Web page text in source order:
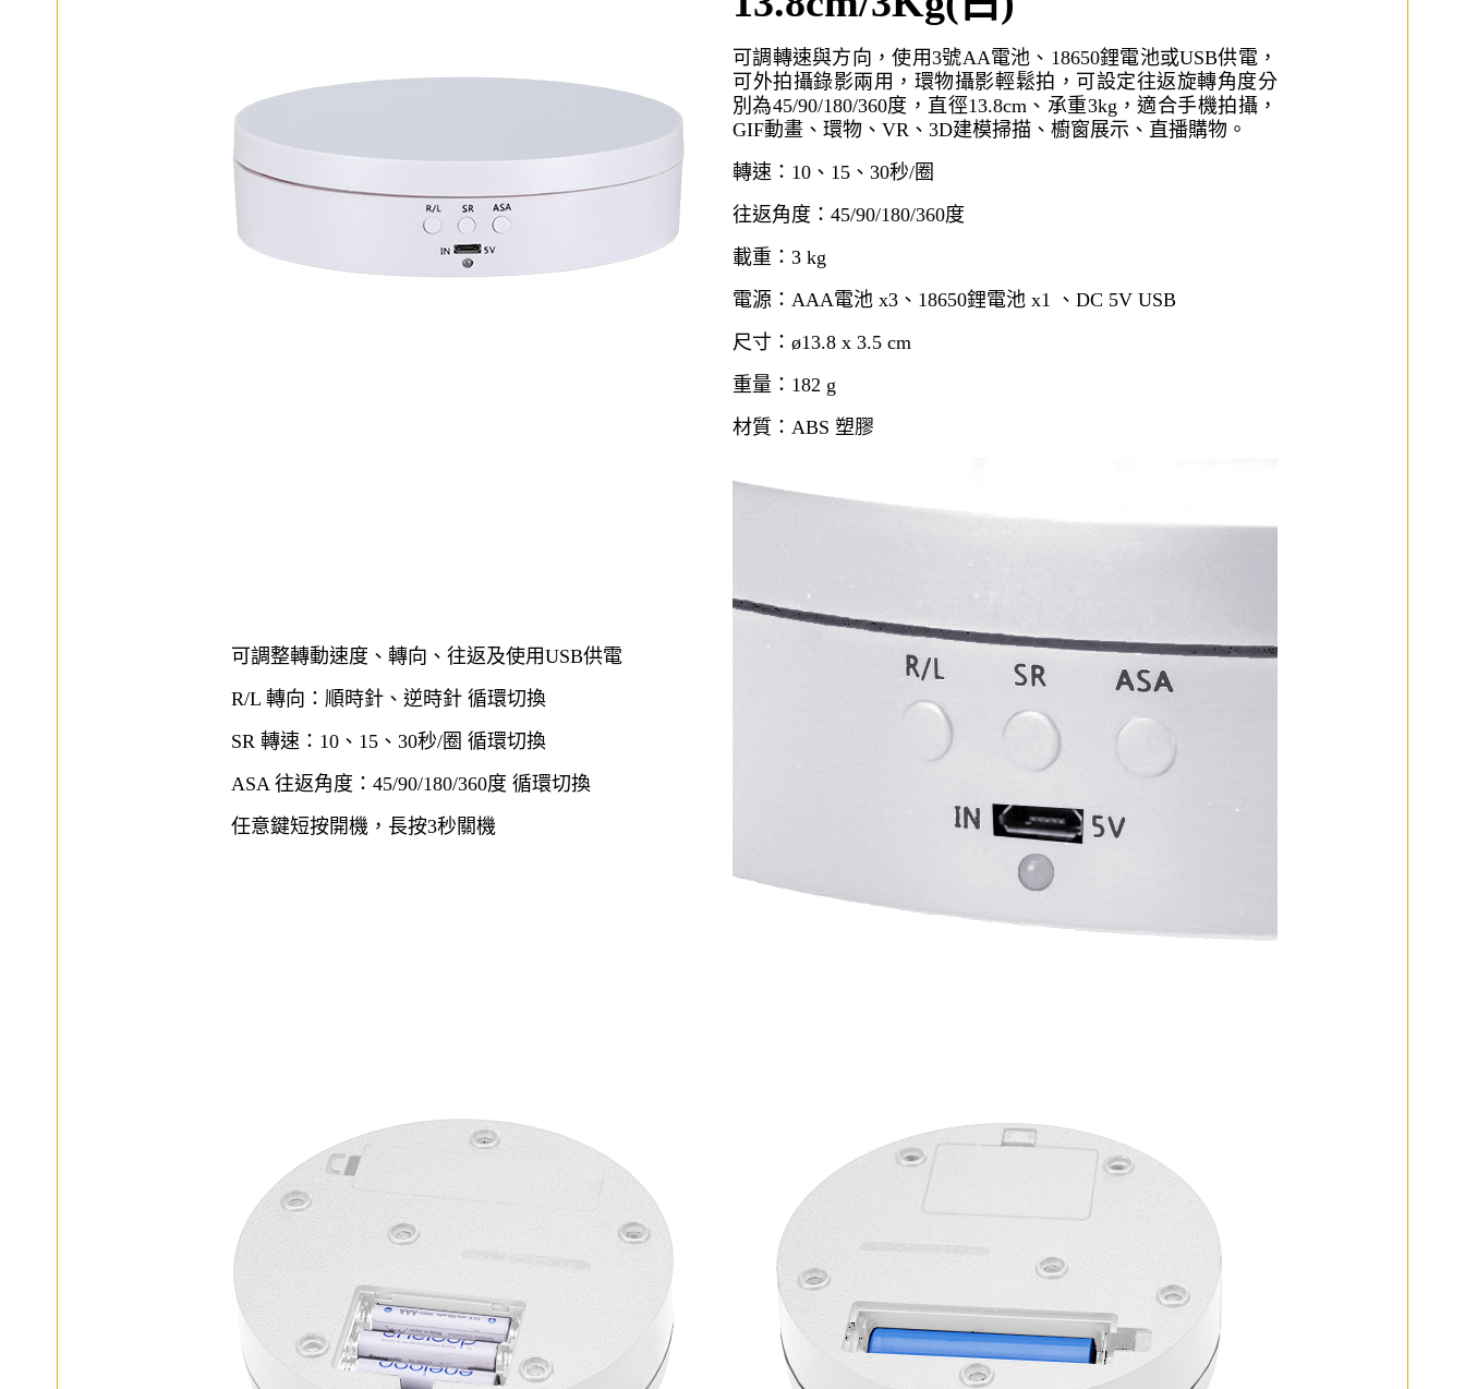
可調轉速與方向，使用3號AA電池、18650鋰電池或USB供電，
可外拍攝錄影兩用，環物攝影輕鬆拍，可設定往返旋轉角度分
別為45/90/180/360度，直徑13.8cm、承重3kg，適合手機拍攝，
GIF動畫、環物、VR、3D建模掃描、櫥窗展示、直播購物。
轉速：10、15、30秒/圈
往返角度：45/90/180/360度
載重：3 kg
電源：AAA電池 x3、18650鋰電池 x1 、DC 5V USB
尺寸：ø13.8 x 3.5 cm
重量：182 g
材質：ABS 塑膠
可調整轉動速度、轉向、往返及使用USB供電
R/L 轉向：順時針、逆時針 循環切換
SR 轉速：10、15、30秒/圈 循環切換
ASA 往返角度：45/90/180/360度 循環切換
任意鍵短按開機，長按3秒關機